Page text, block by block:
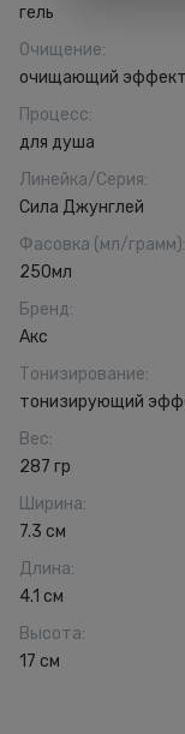
гель
Очищение:
очищающий эффект
Процесс:
для душа
Линейка/Серия:
Сила Джунглей
Фасовка (мл/грамм):
250мл
Бренд:
Акс
Тонизирование:
тонизирующий
Вес:
287 гр
Ширина:
7.3 см
Длина:
4.1 см
Высота:
17 см